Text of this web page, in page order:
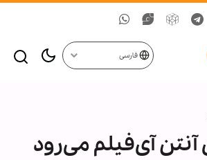
فارسی
آی‌فیلم می‌رود